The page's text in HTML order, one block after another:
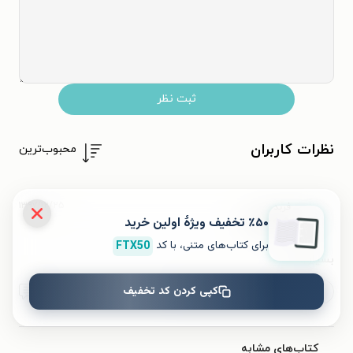
ثبت نظر
نظرات کاربران محبوب‌ترین
ف
فربد ۱۳۹۷/۱۲/۲۵
بسیار عالی!
مفید نبود
کتاب‌های مشابه
٪۵۰ تخفیف ویژۀ اولین خرید
برای کتاب‌های متنی، با کد FTX50
کپی کردن کد تخفیف